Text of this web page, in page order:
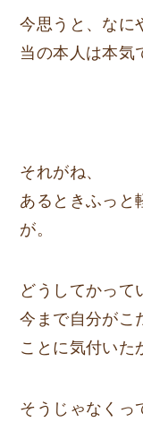
今思うと、なに
当の本人は本気
それがね、
あるときふっと
が。
どうしてかって
今まで自分がこ
ことに気付いた
そうじゃなくっ